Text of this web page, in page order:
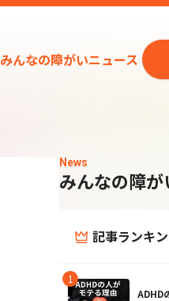
みんなの障がいニュース
News
みんなの障が
記事ランキ
ADHD